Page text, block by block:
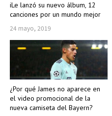
iLe lanzó su nuevo álbum, 12
canciones por un mundo mejor
24 mayo, 2019
¿Por qué James no aparece en
el video promocional de la
nueva camiseta del Bayern?